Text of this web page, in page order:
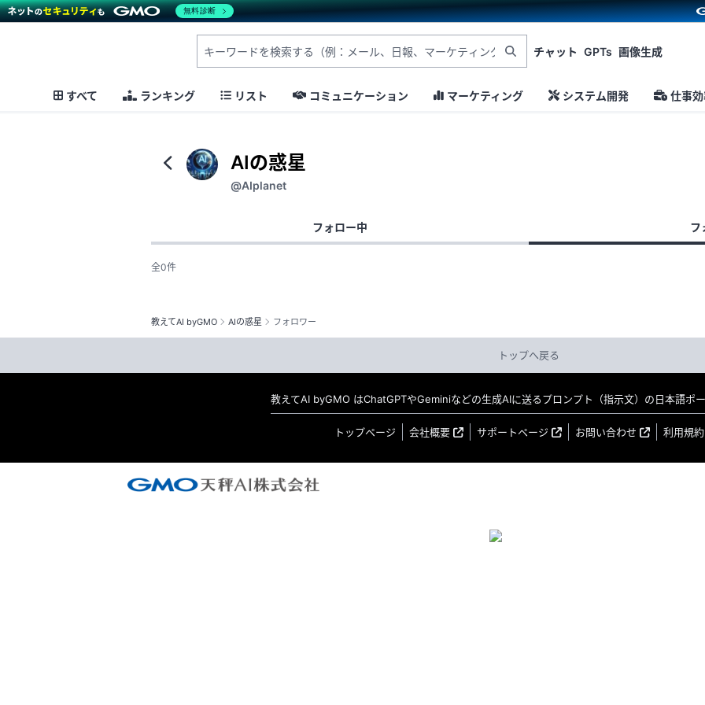
チャット GPTs 画像生成
すべて ランキング リスト コミュニケーション マーケティング システム開発 仕事
AIの惑星
@AIplanet
フォロー中 フ
全0件
教えてAI byGMO AIの惑星 フォロワー
トップへ戻る
教えてAI byGMO はChatGPTやGeminiなどの生成AIに送るプロンプト（指示文）の日本語ポー
トップページ 会社概要 サポートページ お問い合わせ 利用規約
無料診断